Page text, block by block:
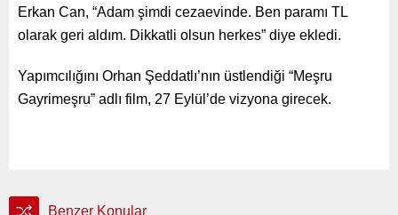
Erkan Can, “Adam şimdi cezaevinde. Ben paramı TL
olarak geri aldım. Dikkatli olsun herkes” diye ekledi.
Yapımcılığını Orhan Şeddatlı’nın üstlendiği “Meşru
Gayrimeşru” adlı film, 27 Eylül’de vizyona girecek.
Benzer Konular